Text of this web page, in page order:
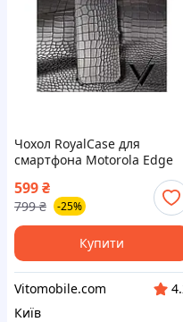
Чохол RoyalCase для
смартфона Motorola Edge
50 Pro з преміальної шкіри,
колір Black
599₴
799 ₴ -25%
Купити
Vitomobile.com
Київ